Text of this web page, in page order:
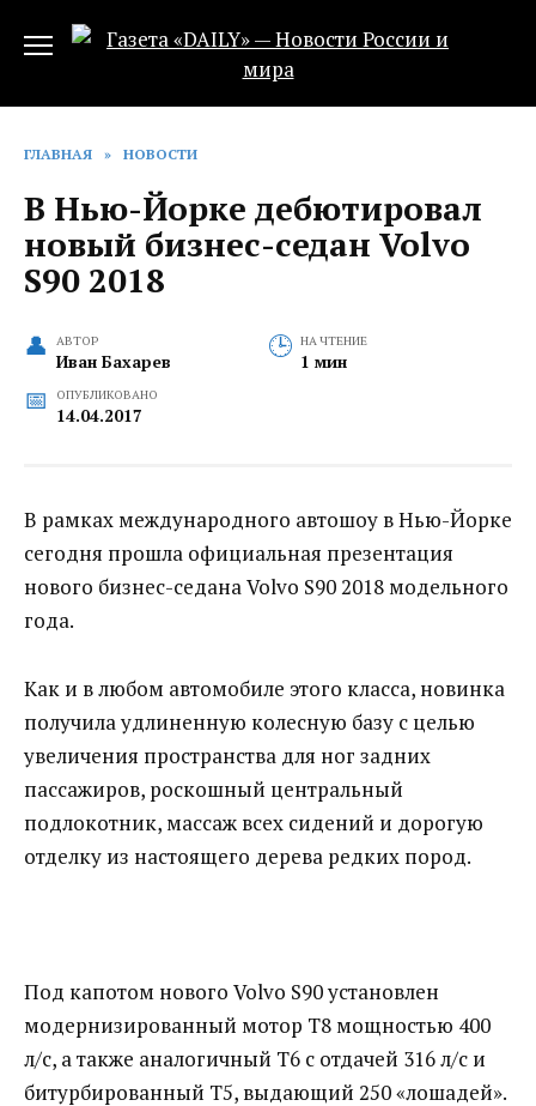
ГЛАВНАЯ » НОВОСТИ
В Нью-Йорке дебютировал
новый бизнес-седан Volvo
S90 2018
АВТОР
Иван Бахарев
НА ЧТЕНИЕ
1 мин
ОПУБЛИКОВАНО
14.04.2017
В рамках международного автошоу в Нью-Йорке
сегодня прошла официальная презентация
нового бизнес-седана Volvo S90 2018 модельного
года.
Как и в любом автомобиле этого класса, новинка
получила удлиненную колесную базу с целью
увеличения пространства для ног задних
пассажиров, роскошный центральный
подлокотник, массаж всех сидений и дорогую
отделку из настоящего дерева редких пород.
Под капотом нового Volvo S90 установлен
модернизированный мотор T8 мощностью 400
л/с, а также аналогичный T6 с отдачей 316 л/с и
битурбированный T5, выдающий 250 «лошадей».